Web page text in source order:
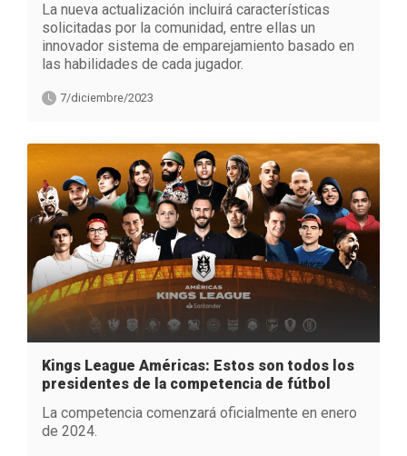
La nueva actualización incluirá características
solicitadas por la comunidad, entre ellas un
innovador sistema de emparejamiento basado en
las habilidades de cada jugador.
7/diciembre/2023
Kings League Américas: Estos son todos los
presidentes de la competencia de fútbol
La competencia comenzará oficialmente en enero
de 2024.